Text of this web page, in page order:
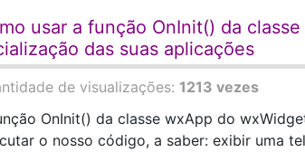
usar a função OnInit() da
das suas aplicações
de visualizações: 1213 vezes
OnInit() da classe wxApp do
o nosso código, a saber: exibir uma